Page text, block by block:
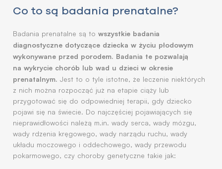
Co to są badania prenatalne?
Badania prenatalne są to wszystkie badania
diagnostyczne dotyczące dziecka w życiu płodowym
wykonywane przed porodem. Badania te pozwalają
na wykrycie chorób lub wad u dzieci w okresie
prenatalnym. Jest to o tyle istotne, że leczenie niektórych
z nich można rozpocząć już na etapie ciąży lub
przygotować się do odpowiedniej terapii, gdy dziecko
pojawi się na świecie. Do najczęściej pojawiających się
nieprawidłowości należą m.in. wady serca, wady mózgu,
wady rdzenia kręgowego, wady narządu ruchu, wady
układu moczowego i oddechowego, wady przewodu
pokarmowego, czy choroby genetyczne takie jak: